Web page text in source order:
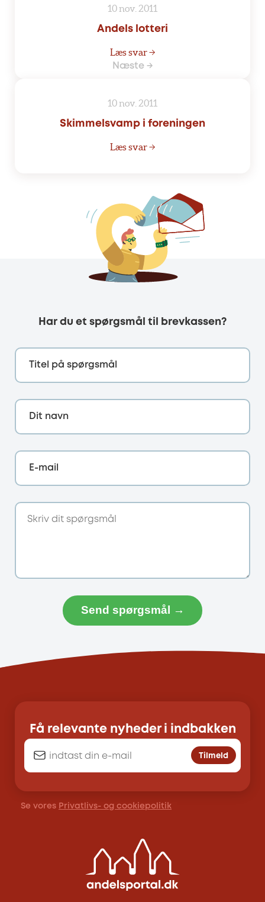
10 nov. 2011
Andels lotteri
Læs svar →
Næste →
10 nov. 2011
Skimmelsvamp i foreningen
Læs svar →
Har du et spørgsmål til brevkassen?
Titel på spørgsmål
Dit navn
E-mail
Send spørgsmål →
Få relevante nyheder i indbakken
Tilmeld
Se vores Privatlivs- og cookiepolitik